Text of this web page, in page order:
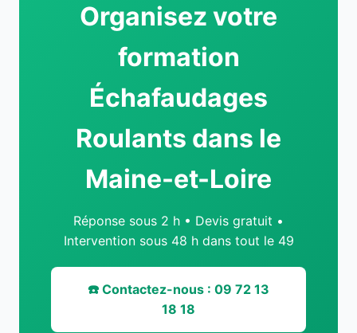
Organisez votre
formation
Échafaudages
Roulants dans le
Maine-et-Loire
Réponse sous 2 h • Devis gratuit •
Intervention sous 48 h dans tout le 49
☎️ Contactez-nous : 09 72 13
18 18